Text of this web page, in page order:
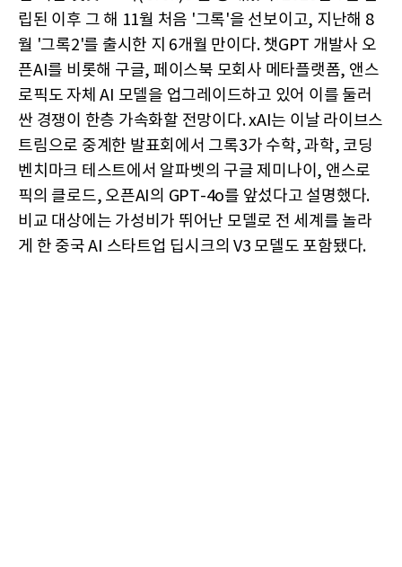
립된 이후 그 해 11월 처음 '그록'을 선보이고, 지난해 8
월 '그록2'를 출시한 지 6개월 만이다. 챗GPT 개발사 오
픈AI를 비롯해 구글, 페이스북 모회사 메타플랫폼, 앤스
로픽도 자체 AI 모델을 업그레이드하고 있어 이를 둘러
싼 경쟁이 한층 가속화할 전망이다. xAI는 이날 라이브스
트림으로 중계한 발표회에서 그록3가 수학, 과학, 코딩
벤치마크 테스트에서 알파벳의 구글 제미나이, 앤스로
픽의 클로드, 오픈AI의 GPT-4o를 앞섰다고 설명했다.
비교 대상에는 가성비가 뛰어난 모델로 전 세계를 놀라
게 한 중국 AI 스타트업 딥시크의 V3 모델도 포함됐다.